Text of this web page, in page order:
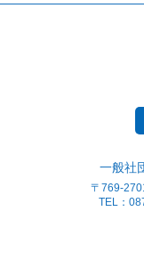
一般社
〒769-
TEL：